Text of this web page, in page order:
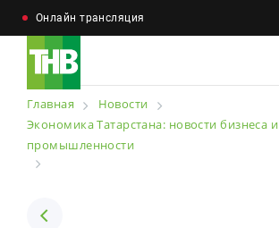
Онлайн трансляция
Например: Минниханов, 7 дней, телепрограмма
Новости
Например: Минниханов, 7 дней, телепрограмма
Главная
Новости
Экономика Татарстана: новости бизнеса и
промышленности